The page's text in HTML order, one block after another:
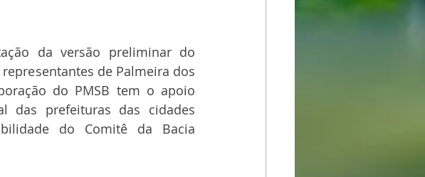
da versão preliminar do
de Palmeira dos
do PMSB tem o apoio
das prefeituras das cidades
do Comitê da Bacia